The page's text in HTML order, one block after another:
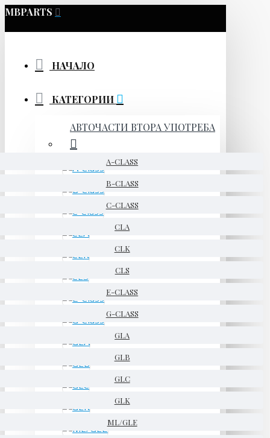
MBPARTS
НАЧАЛО
КАТЕГОРИИ
АВТОЧАСТИ ВТОРА УПОТРЕБА
A-CLASS
B-CLASS
C-CLASS
CLA
CLK
CLS
E-CLASS
G-CLASS
GLA
GLB
GLC
GLK
ML/GLE